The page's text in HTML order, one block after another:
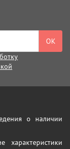
ОК
о наличии
характеристики